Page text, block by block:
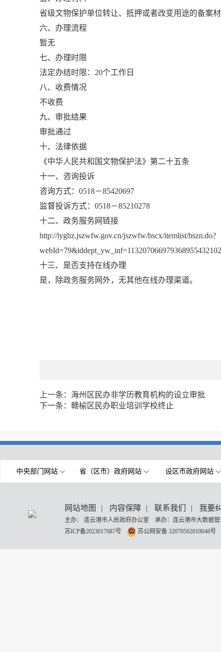
省级文物保护单位转让、抵押或者改变用途的备案
六、办理流程
暂无
七、办理时限
法定办结时限：20个工作日
八、收费情况
不收费
九、审批结果
审批通过
十、法律依据
《中华人民共和国文物保护法》第二十五条
十一、咨询投诉
咨询方式：0518－85420697
监督投诉方式：0518－85210278
十二、政务服务网链接
http://lyghz.jszwfw.gov.cn/jszwfw/bscx/itemlist/bszn.do?
十三、是否支持在线办理
是，除政务服务网外，无其他在线办理渠道。
上一条： 海州区民办非学历教育机构的设立审批
下一条： 赣榆区民办职业培训学校终止
中央部门网站 省（区市）政府网站 设区市政府网站
网站地图 | 内容保障 | 联系我们 | 我要
主办： 连云港市人民政府办公室 承办：连云港市大数据
苏ICP备2023017687号
苏公网安备 32070502010048号